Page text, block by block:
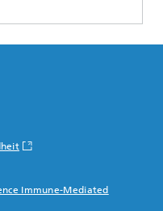
Immune-Mediated